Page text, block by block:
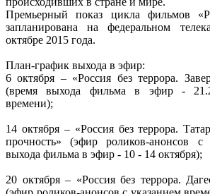
Премьерный показ цикла фильмов
запланирована на федеральном
октябре 2015 года.
План-график выхода в эфир:
6 октября – «Россия без террора.
(время выхода фильма в эфир -
времени);
14 октября – «Россия без террора.
прочность» (эфир роликов-анонсов с
выхода фильма в эфир - 10 - 14 октября);
20 октября – «Россия без террора.